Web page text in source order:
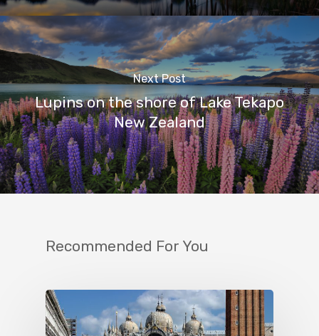
Next Post
Lupins on the shore of Lake Tekapo
New Zealand
Recommended For You